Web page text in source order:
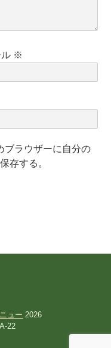
ル ※
ブラウザーに自分の
存する。
ュー 2026
22